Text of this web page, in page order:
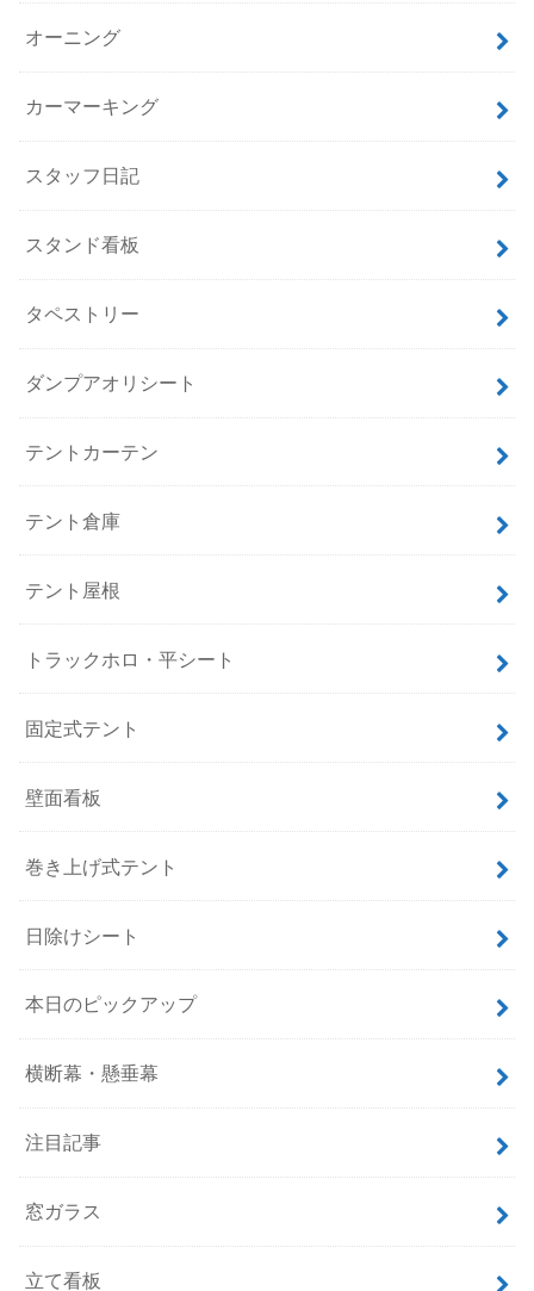
オーニング
カーマーキング
スタッフ日記
スタンド看板
タペストリー
ダンプアオリシート
テントカーテン
テント倉庫
テント屋根
トラックホロ・平シート
固定式テント
壁面看板
巻き上げ式テント
日除けシート
本日のピックアップ
横断幕・懸垂幕
注目記事
窓ガラス
立て看板